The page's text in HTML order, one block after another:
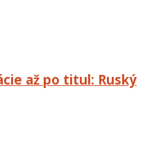
až po titul: Ruský